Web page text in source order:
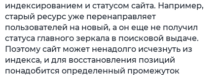
индексированием и статусом сайта. Например,
старый ресурс уже перенаправляет
пользователей на новый, а он еще не получил
статуса главного зеркала в поисковой выдаче.
Поэтому сайт может ненадолго исчезнуть из
индекса, и для восстановления позиций
понадобится определенный промежуток